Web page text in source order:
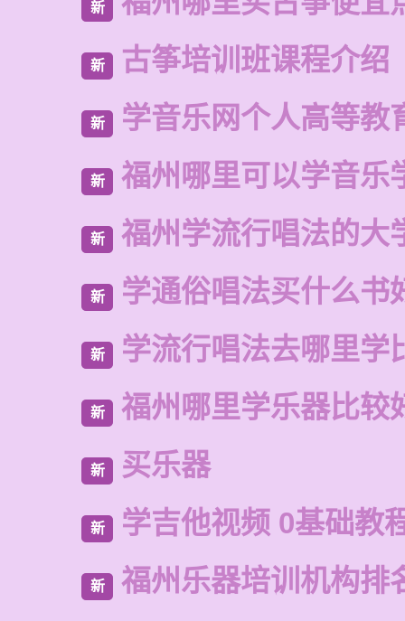
新
新 古筝培训班课程介绍
新 学音乐网个人高等教
新 福州哪里可以学音乐
新 福州学流行唱法的大
新 学通俗唱法买什么书
新 学流行唱法去哪里学
新 福州哪里学乐器比较
新 买乐器
新 学吉他视频 0基础教
新 福州乐器培训机构排